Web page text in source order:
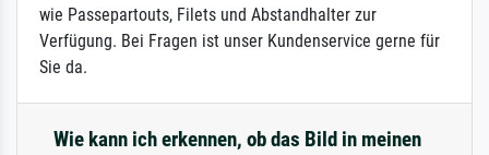
wie Passepartouts, Filets und Abstandhalter zur
Verfügung. Bei Fragen ist unser Kundenservice gerne für
Sie da.
Wie kann ich erkennen, ob das Bild in meinen